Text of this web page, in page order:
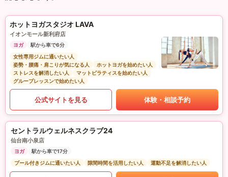
ホットヨガスタジオ LAVA
イオンモール新利府店
ヨガ
駅から車で6分
女性専用ジムに通いたい人
姿勢・腰痛・肩こりが気になる人
ホットヨガを始めたい人
ストレスを解消したい人
マットピラティスを始めたい人
グループレッスンで始めたい人
公式サイトを見る 体験・相談予約
セントラルウェルネスクラブ24
仙台南小泉店
ヨガ
駅から車で17分
プール付きジムに通いたい人
隙間時間を活用したい人 運動不足を解消したい人